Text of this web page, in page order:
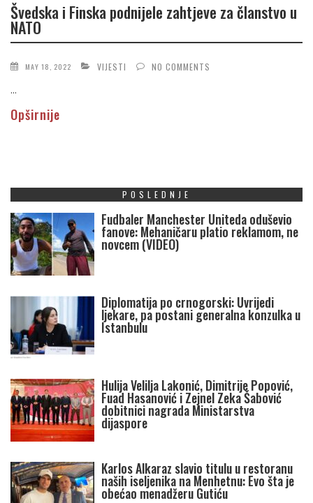
Švedska i Finska podnijele zahtjeve za članstvo u
NATO
MAY 18, 2022 VIJESTI NO COMMENTS
...
Opširnije
POSLEDNJE
Fudbaler Manchester Uniteda oduševio
fanove: Mehaničaru platio reklamom, ne
novcem (VIDEO)
Diplomatija po crnogorski: Uvrijedi
ljekare, pa postani generalna konzulka u
Istanbulu
Hulija Velilja Lakonić, Dimitrije Popović,
Fuad Hasanović i Zejnel Zeka Šabović
dobitnici nagrada Ministarstva
dijaspore
Karlos Alkaraz slavio titulu u restoranu
naših iseljenika na Menhetnu: Evo šta je
obećao menadžeru Gutiću